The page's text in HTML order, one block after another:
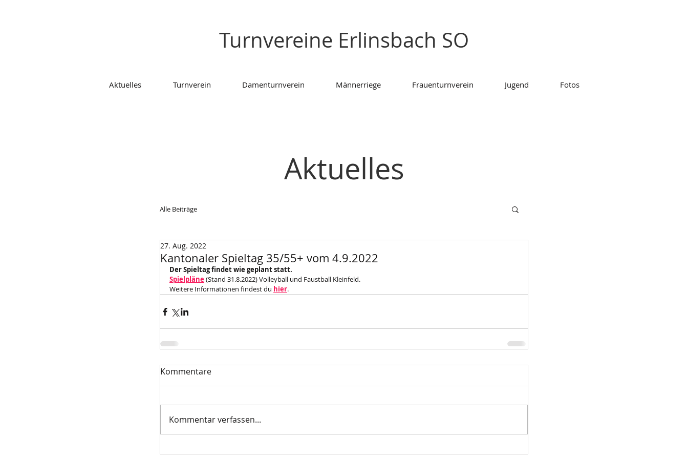
Turnvereine Erlinsbach SO
Aktuelles Turnverein Damenturnverein Männerriege Frauenturnverein Jugend Fotos
Aktuelles
Alle Beiträge
Kantonaler Spieltag 35/55+ vom 4.9.2022
27. Aug. 2022
Der Spieltag findet wie geplant statt.
Spielpläne (Stand 31.8.2022) Volleyball und Faustball Kleinfeld.
Weitere Informationen findest du hier.
Kommentare
Kommentar verfassen...